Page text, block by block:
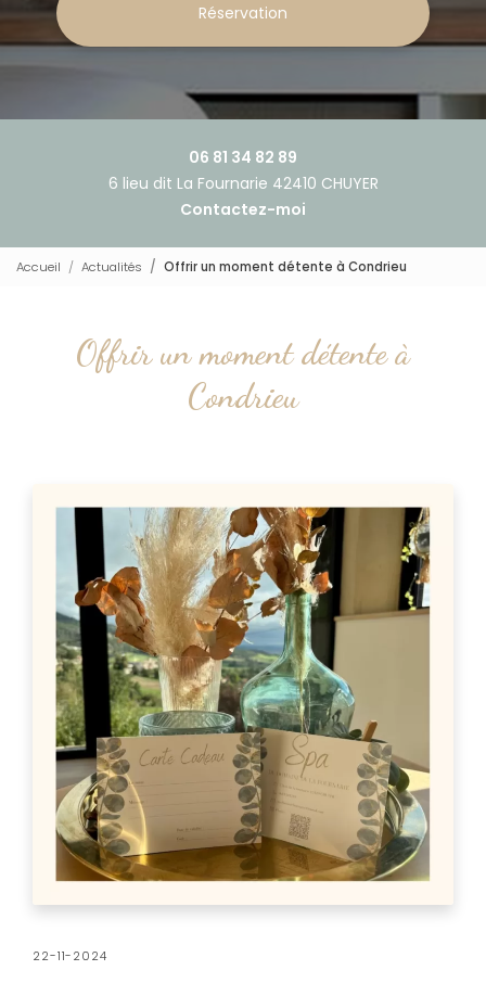
Réservation
06 81 34 82 89
6 lieu dit La Fournarie 42410 CHUYER
Contactez-moi
Accueil Actualités Offrir un moment détente à Condrieu
Offrir un moment détente à
Condrieu
22-11-2024